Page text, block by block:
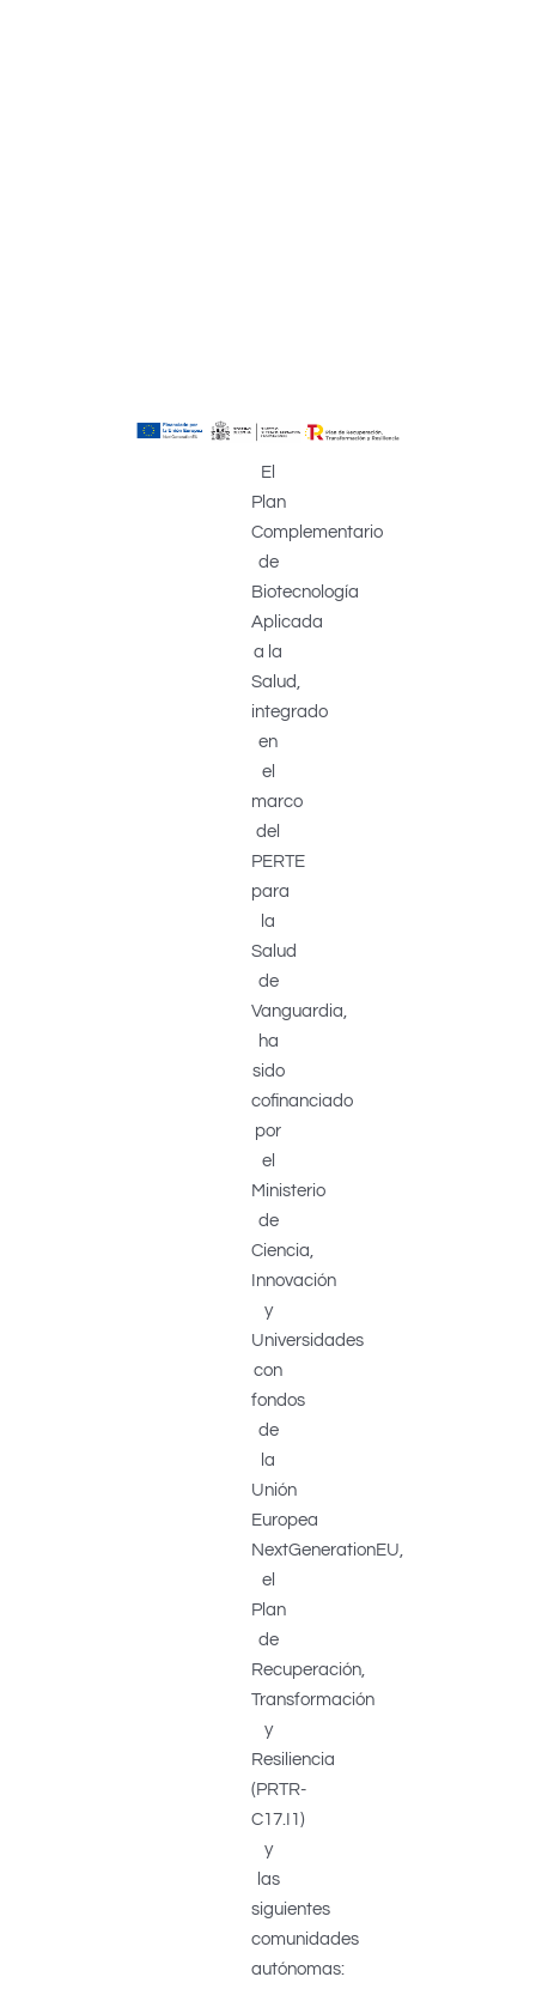
El
Plan
Complementario
de
Biotecnología
Aplicada
a la
Salud,
integrado
en
el
marco
del
PERTE
para
la
Salud
de
Vanguardia,
ha
sido
cofinanciado
por
el
Ministerio
de
Ciencia,
Innovación
y
Universidades
con
fondos
de
la
Unión
Europea
NextGenerationEU,
el
Plan
de
Recuperación,
Transformación
y
Resiliencia
(PRTR-
C17.I1)
y
las
siguientes
comunidades
autónomas: